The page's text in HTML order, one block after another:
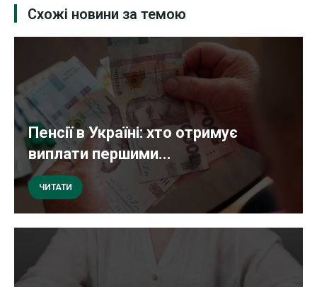
Схожі новини за темою
Пенсії в Україні: хто отримує
виплати першими...
ЧИТАТИ